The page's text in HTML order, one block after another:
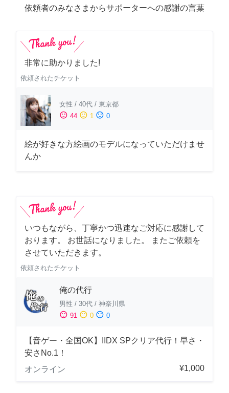
依頼者のみなさまからサポーターへの感謝の言葉
非常に助かりました!
依頼されたチケット
女性 / 40代 / 東京都
sentiment_satisfied 44 sentiment_neutral 1 sentiment_dissatisfied 0
絵が好きな方絵画のモデルになっていただけませ
んか
いつもながら、丁寧かつ迅速なご対応に感謝して
おります。 お世話になりました。 またご依頼を
させていただきます。
依頼されたチケット
俺の代行
男性 / 30代 / 神奈川県
sentiment_satisfied 91 sentiment_neutral 0 sentiment_dissatisfied 0
【音ゲー・全国OK】IIDX SPクリア代行！早さ・
安さNo.1！
オンライン
¥1,000